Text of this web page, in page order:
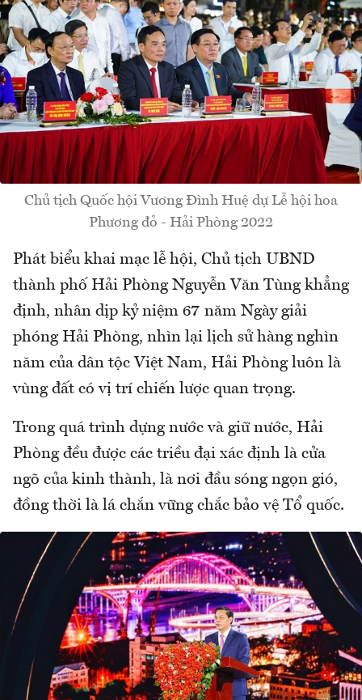
Chủ tịch Quốc hội Vương Đình Huệ dự Lễ hội hoa
Phương đỏ - Hải Phòng 2022
Phát biểu khai mạc lễ hội, Chủ tịch UBND
thành phố Hải Phòng Nguyễn Văn Tùng khẳng
định, nhân dịp kỷ niệm 67 năm Ngày giải
phóng Hải Phòng, nhìn lại lịch sử hàng nghìn
năm của dân tộc Việt Nam, Hải Phòng luôn là
vùng đất có vị trí chiến lược quan trọng.
Trong quá trình dựng nước và giữ nước, Hải
Phòng đều được các triều đại xác định là cửa
ngõ của kinh thành, là nơi đầu sóng ngọn gió,
đồng thời là lá chắn vững chắc bảo vệ Tổ quốc.